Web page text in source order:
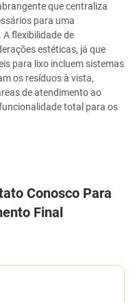
que centraliza
para uma
flexibilidade de
estéticas, já que
para lixo incluem sistemas
os resíduos à vista,
de atendimento ao
total para os
Conosco Para
Final